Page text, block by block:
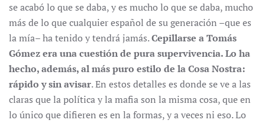
se acabó lo que se daba, y es mucho lo que se daba, mucho
más de lo que cualquier español de su generación –que es
la mía– ha tenido y tendrá jamás.Cepillarse a Tomás
Gómez era una cuestión de pura supervivencia. Lo ha
hecho, además, al más puro estilo de la Cosa Nostra:
rápido y sin avisar. En estos detalles es donde se ve a las
claras que la política y la mafia son la misma cosa, que en
lo único que difieren es en la formas, y a veces ni eso. Lo